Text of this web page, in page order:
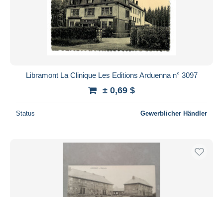
Libramont La Clinique Les Editions Arduenna n° 3097
± 0,69 $
Status Gewerblicher Händler